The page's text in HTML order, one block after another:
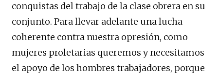
conquistas del trabajo de la clase obrera en su
conjunto. Para llevar adelante una lucha
coherente contra nuestra opresión, como
mujeres proletarias queremos y necesitamos
el apoyo de los hombres trabajadores, porque